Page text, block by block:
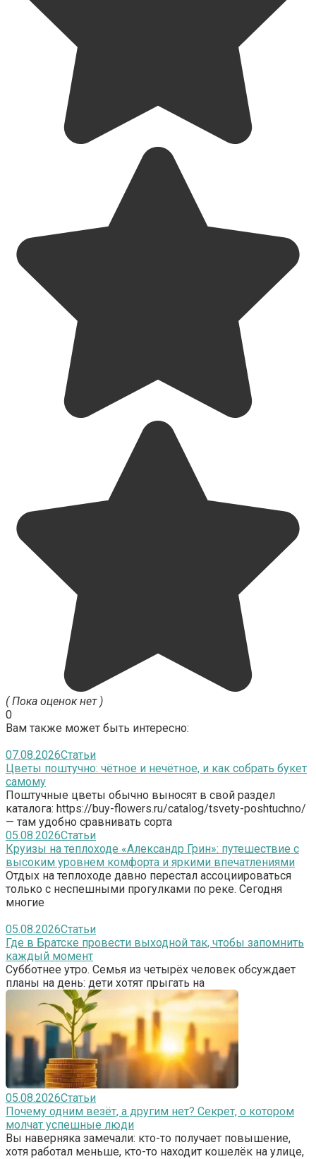
( Пока оценок нет )
0
Вам также может быть интересно:
07.08.2026Статьи
Цветы поштучно: чётное и нечётное, и как собрать букет
самому
Поштучные цветы обычно выносят в свой раздел
каталога: https://buy-flowers.ru/catalog/tsvety-poshtuchno/
— там удобно сравнивать сорта
05.08.2026Статьи
Круизы на теплоходе «Александр Грин»: путешествие с
высоким уровнем комфорта и яркими впечатлениями
Отдых на теплоходе давно перестал ассоциироваться
только с неспешными прогулками по реке. Сегодня
многие
05.08.2026Статьи
Где в Братске провести выходной так, чтобы запомнить
каждый момент
Субботнее утро. Семья из четырёх человек обсуждает
планы на день: дети хотят прыгать на
05.08.2026Статьи
Почему одним везёт, а другим нет? Секрет, о котором
молчат успешные люди
Вы наверняка замечали: кто-то получает повышение,
хотя работал меньше, кто-то находит кошелёк на улице,